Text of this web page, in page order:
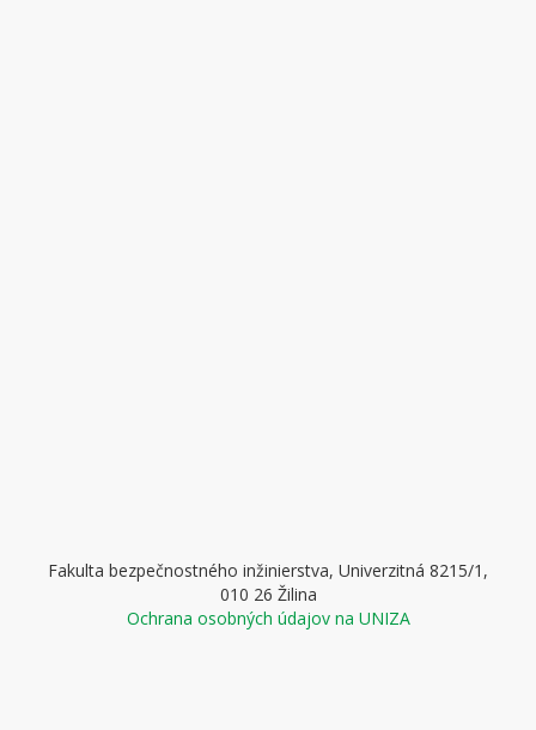
Fakulta bezpečnostného inžinierstva, Univerzitná 8215/1,
010 26 Žilina
Ochrana osobných údajov na UNIZA